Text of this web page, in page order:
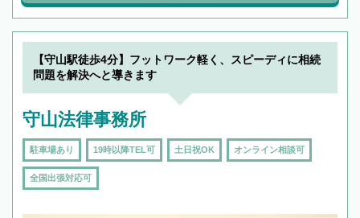
【守山駅徒歩4分】フットワーク軽く、スピーディに相続
問題を解決へと導きます
守山法律事務所
駐車場あり 19時以降TEL可 土日祝OK オンライン相談可
全国出張対応可